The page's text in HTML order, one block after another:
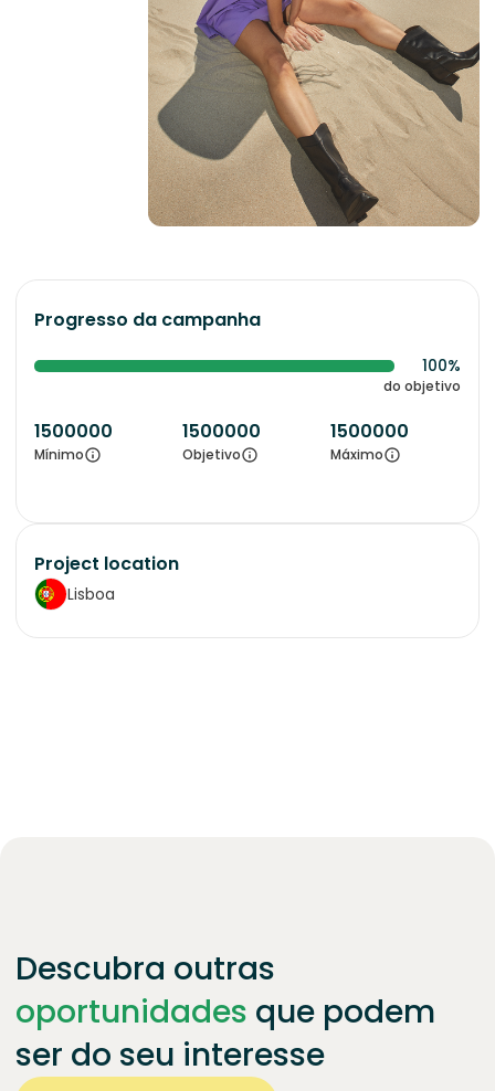
Progresso da campanha
100%
do objetivo
1500000
Mínimo
1500000
Objetivo
1500000
Máximo
Project location
Lisboa
Descubra outras
oportunidades que podem
ser do seu interesse